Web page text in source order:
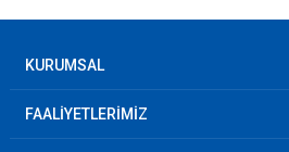
KURUMSAL
FAALİYETLERİMİZ